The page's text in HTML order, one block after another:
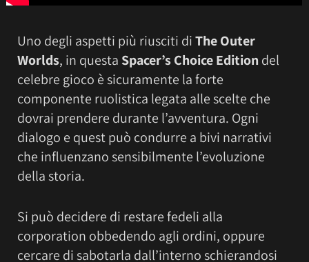
Uno degli aspetti più riusciti diThe Outer
Worlds, in questa Spacer’s Choice Editiondel
celebre gioco è sicuramente la forte
componente ruolistica legata alle scelte che
dovrai prendere durante l’avventura. Ogni
dialogo e quest può condurre a bivi narrativi
che influenzano sensibilmente l’evoluzione
della storia.
Si può decidere di restare fedeli alla
corporation obbedendo agli ordini, oppure
cercare di sabotarla dall’interno schierandosi